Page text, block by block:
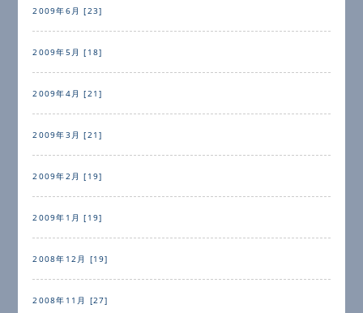
2009年6月 [23]
2009年5月 [18]
2009年4月 [21]
2009年3月 [21]
2009年2月 [19]
2009年1月 [19]
2008年12月 [19]
2008年11月 [27]